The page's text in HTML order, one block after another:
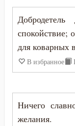
Клятва
Кощунство
Крест
спокойствие;
для коварных
В избранное
Ничего
желания.